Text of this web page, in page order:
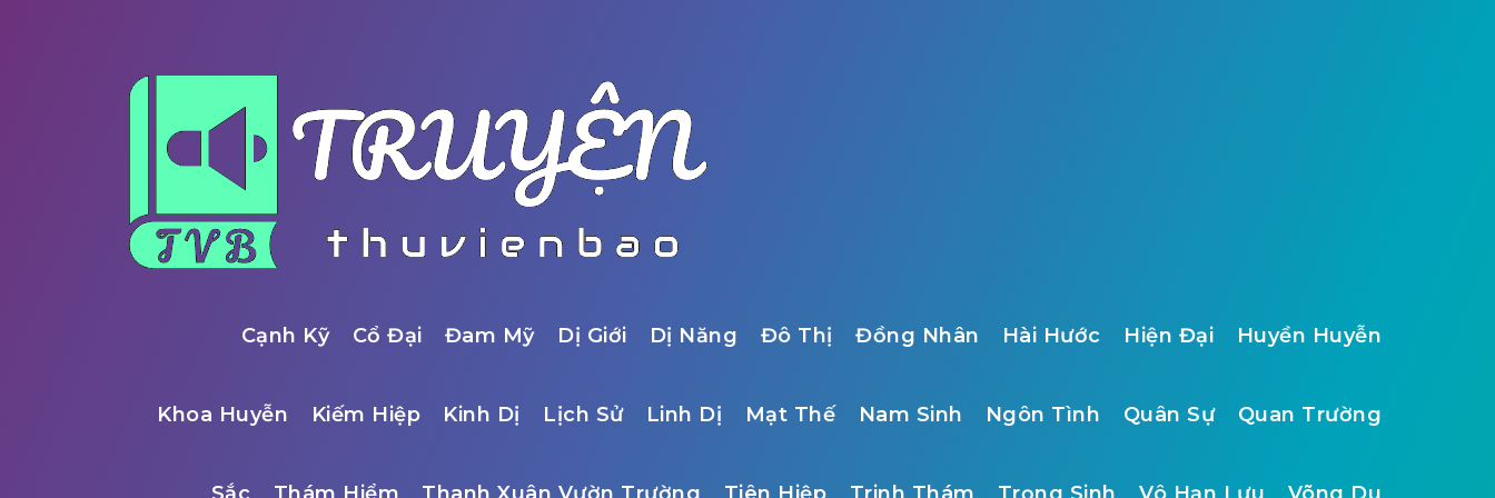
Cạnh Kỹ Cổ Đại Đam Mỹ Dị Giới Dị Năng Đô Thị Đồng Nhân Hài Hước Hiện Đại Huyền Huyễn
Khoa Huyễn Kiếm Hiệp Kinh Dị Lịch Sử Linh Dị Mạt Thế Nam Sinh Ngôn Tình Quân Sự Quan Trường